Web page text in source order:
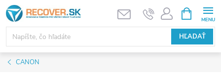
Prejsť
na
obsah
HĽADAŤ
KOŠÍK
CANON